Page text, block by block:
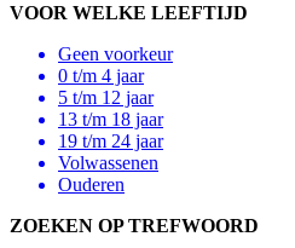
VOOR WELKE LEEFTIJD
Geen voorkeur
0 t/m 4 jaar
5 t/m 12 jaar
13 t/m 18 jaar
19 t/m 24 jaar
Volwassenen
Ouderen
ZOEKEN OP TREFWOORD